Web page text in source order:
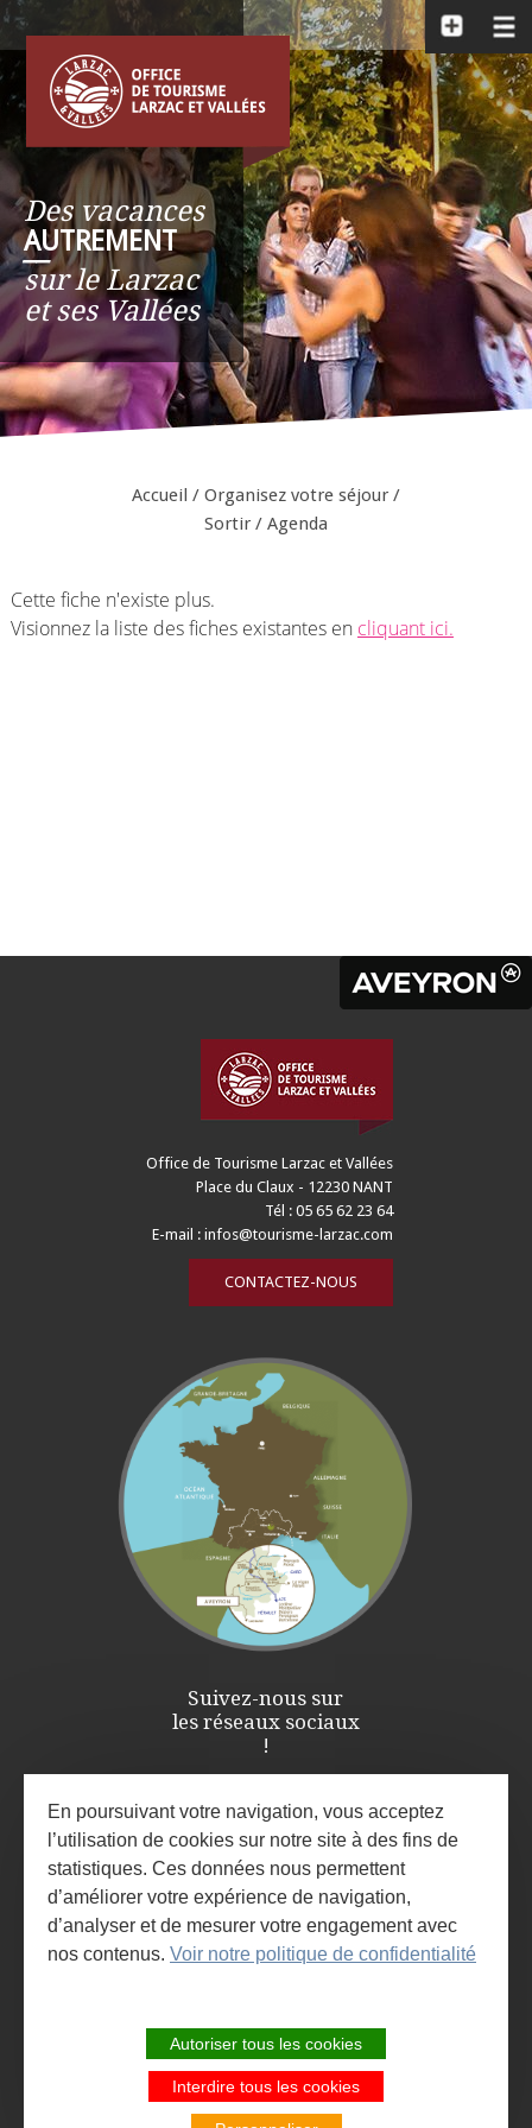
Des vacances
AUTREMENT
__
sur le Larzac
et ses Vallées
Accueil / Organisez votre séjour /
Sortir / Agenda
Cette fiche n'existe plus.
Visionnez la liste des fiches existantes en cliquant ici.
Office de Tourisme Larzac et Vallées
Place du Claux - 12230 NANT
Tél : 05 65 62 23 64
E-mail :infos@tourisme-larzac.com
CONTACTEZ-NOUS
Suivez-nous sur
les réseaux sociaux
!
INSCRIVEZ-VOUS À LA NEWSLETTER
ET À L'AGENDA DES ANIMATIONS
SITE DE LA COMMUNAUTÉ DE
COMMUNES LARZAC ET VALLÉES
En poursuivant votre navigation, vous acceptez
l’utilisation de cookies sur notre site à des fins de
statistiques. Ces données nous permettent
d’améliorer votre expérience de navigation,
d’analyser et de mesurer votre engagement avec
nos contenus. Voir notre politique de confidentialité
Autoriser tous les cookies
Interdire tous les cookies